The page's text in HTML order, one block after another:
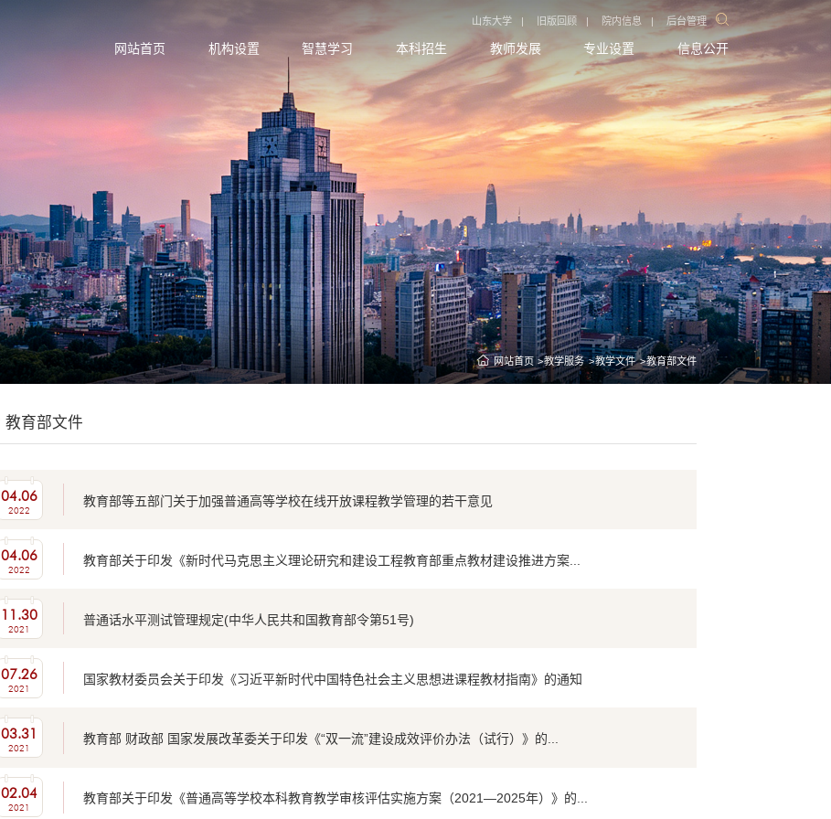
山东大学 | 旧版回顾 | 院内信息 | 后台管理
网站首页 机构设置 智慧学习 本科招生 教师发展 专业设置 信息公开
网站首页 教学服务 教学文件 教育部文件
教育部文件
04.06
2022
教育部等五部门关于加强普通高等学校在线开放课程教学管理的若干意见
04.06
2022
教育部关于印发《新时代马克思主义理论研究和建设工程教育部重点教材建设推进方案...
11.30
2021
普通话水平测试管理规定(中华人民共和国教育部令第51号)
07.26
2021
国家教材委员会关于印发《习近平新时代中国特色社会主义思想进课程教材指南》的通知
03.31
2021
教育部 财政部 国家发展改革委关于印发《“双一流”建设成效评价办法（试行）》的...
02.04
2021
教育部关于印发《普通高等学校本科教育教学审核评估实施方案（2021—2025年）》的...